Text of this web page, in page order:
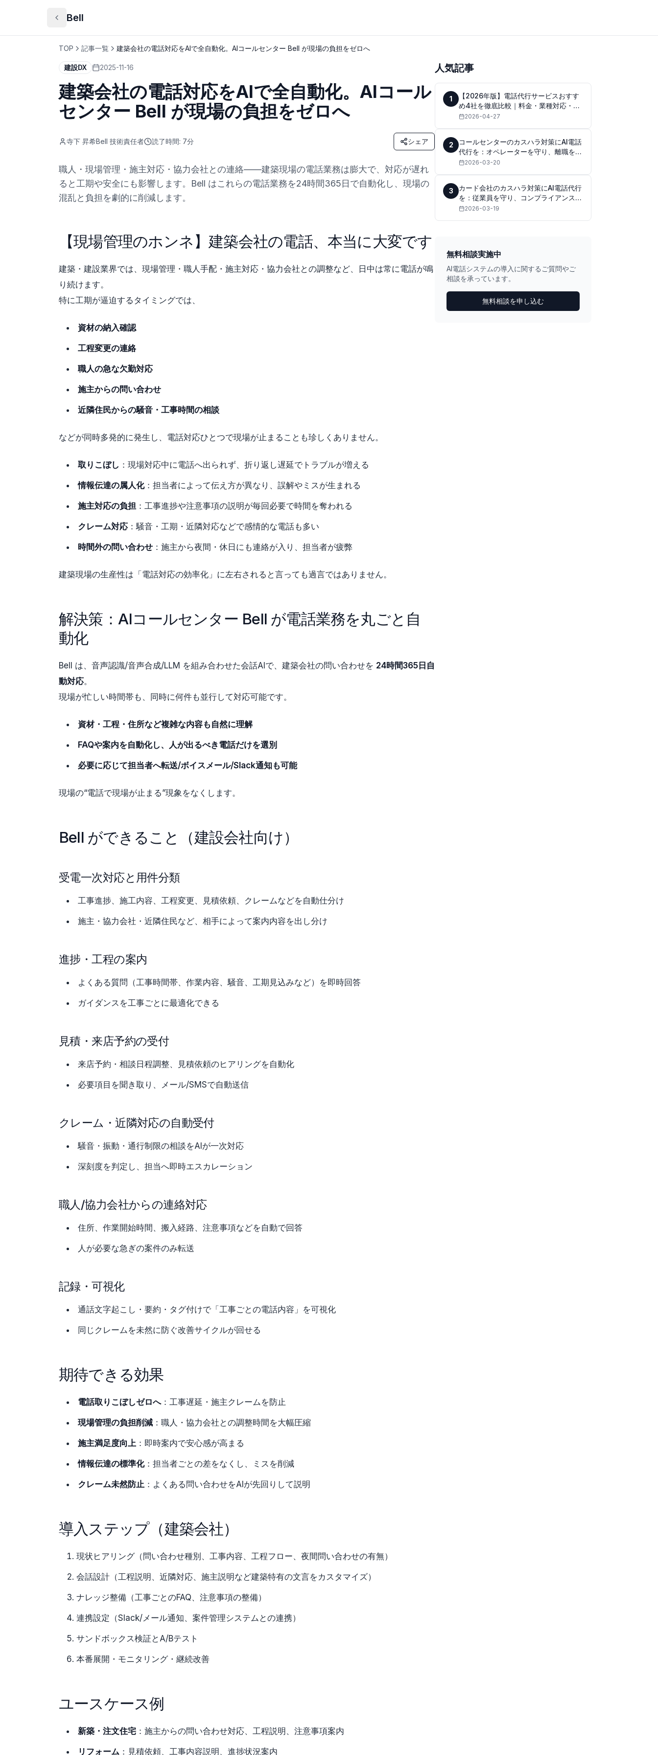
Bell
TOP 記事一覧 建築会社の電話対応をAIで全自動化。AIコールセンター Bell が現場の負担をゼロへ
建設DX 2025-11-16
建築会社の電話対応をAIで全自動化。AIコール
センター Bell が現場の負担をゼロへ
寺下 昇希Bell 技術責任者 読了時間: 7分 シェア
職人・現場管理・施主対応・協力会社との連絡——建築現場の電話業務は膨大で、対応が遅れ
ると工期や安全にも影響します。Bell はこれらの電話業務を24時間365日で自動化し、現場の
混乱と負担を劇的に削減します。
【現場管理のホンネ】建築会社の電話、本当に大変です
建築・建設業界では、現場管理・職人手配・施主対応・協力会社との調整など、日中は常に電話が鳴
り続けます。
特に工期が逼迫するタイミングでは、
資材の納入確認
工程変更の連絡
職人の急な欠勤対応
施主からの問い合わせ
近隣住民からの騒音・工事時間の相談
などが同時多発的に発生し、電話対応ひとつで現場が止まることも珍しくありません。
取りこぼし ：現場対応中に電話へ出られず、折り返し遅延でトラブルが増える
情報伝達の属人化：担当者によって伝え方が異なり、誤解やミスが生まれる
施主対応の負担 ：工事進捗や注意事項の説明が毎回必要で時間を奪われる
クレーム対応 ：騒音・工期・近隣対応などで感情的な電話も多い
時間外の問い合わせ ：施主から夜間・休日にも連絡が入り、担当者が疲弊
建築現場の生産性は「電話対応の効率化」に左右されると言っても過言ではありません。
解決策：AIコールセンター Bell が電話業務を丸ごと自
動化
Bell は、音声認識/音声合成/LLM を組み合わせた会話AIで、建築会社の問い合わせを 24時間365日自
動対応。
現場が忙しい時間帯も、同時に何件も並行して対応可能です。
資材・工程・住所など複雑な内容も自然に理解
FAQや案内を自動化し、人が出るべき電話だけを選別
必要に応じて担当者へ転送/ボイスメール/Slack通知も可能
現場の“電話で現場が止まる”現象をなくします。
Bell ができること（建設会社向け）
受電一次対応と用件分類
工事進捗、施工内容、工程変更、見積依頼、クレームなどを自動仕分け
施主・協力会社・近隣住民など、相手によって案内内容を出し分け
進捗・工程の案内
よくある質問（工事時間帯、作業内容、騒音、工期見込みなど）を即時回答
ガイダンスを工事ごとに最適化できる
見積・来店予約の受付
来店予約・相談日程調整、見積依頼のヒアリングを自動化
必要項目を聞き取り、メール/SMSで自動送信
クレーム・近隣対応の自動受付
騒音・振動・通行制限の相談をAIが一次対応
深刻度を判定し、担当へ即時エスカレーション
職人/協力会社からの連絡対応
住所、作業開始時間、搬入経路、注意事項などを自動で回答
人が必要な急ぎの案件のみ転送
記録・可視化
通話文字起こし・要約・タグ付けで「工事ごとの電話内容」を可視化
同じクレームを未然に防ぐ改善サイクルが回せる
期待できる効果
電話取りこぼしゼロへ：工事遅延・施主クレームを防止
現場管理の負担削減 ：職人・協力会社との調整時間を大幅圧縮
施主満足度向上 ：即時案内で安心感が高まる
情報伝達の標準化：担当者ごとの差をなくし、ミスを削減
クレーム未然防止 ：よくある問い合わせをAIが先回りして説明
導入ステップ（建築会社）
現状ヒアリング（問い合わせ種別、工事内容、工程フロー、夜間問い合わせの有無）
会話設計（工程説明、近隣対応、施主説明など建築特有の文言をカスタマイズ）
ナレッジ整備（工事ごとのFAQ、注意事項の整備）
連携設定（Slack/メール通知、案件管理システムとの連携）
サンドボックス検証とA/Bテスト
本番展開・モニタリング・継続改善
ユースケース例
新築・注文住宅 ：施主からの問い合わせ対応、工程説明、注意事項案内
リフォーム ：見積依頼、工事内容説明、進捗状況案内
人気記事
1
【2026年版】電話代行サービスおすす
め4社を徹底比較｜料金・業種対応・品
質で選ぶポイント
2026-04-27
2
コールセンターのカスハラ対策にAI電話
代行を：オペレーターを守り、離職を防
ぐ2026-03-20
3
カード会社のカスハラ対策にAI電話代行
を：従業員を守り、コンプライアンスを
強化する
2026-03-19
無料相談実施中
AI電話システムの導入に関するご質問やご
相談を承っています。
無料相談を申し込む